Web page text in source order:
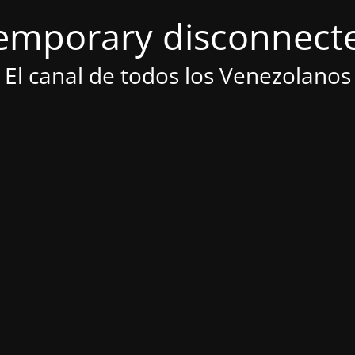
El canal de todos los Venezolanos